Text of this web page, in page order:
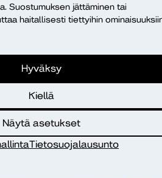
Suostumuksen jättäminen tai
haitallisesti tiettyihin
Hyväksy
Kiellä
Näytä asetukset
Tietosuojalausunto